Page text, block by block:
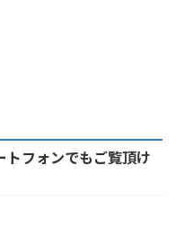
トフォンでもご覧頂け